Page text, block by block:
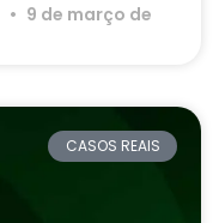
9 de março de
CASOS REAIS